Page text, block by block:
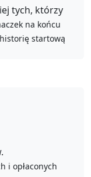
tych, którzy
na końcu
startową
i opłaconych